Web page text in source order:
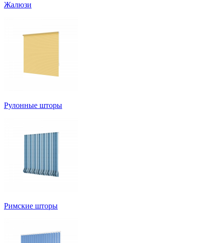
Жалюзи
Рулонные шторы
Римские шторы